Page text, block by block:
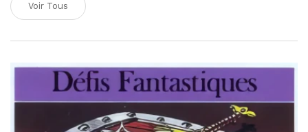
Voir Tous